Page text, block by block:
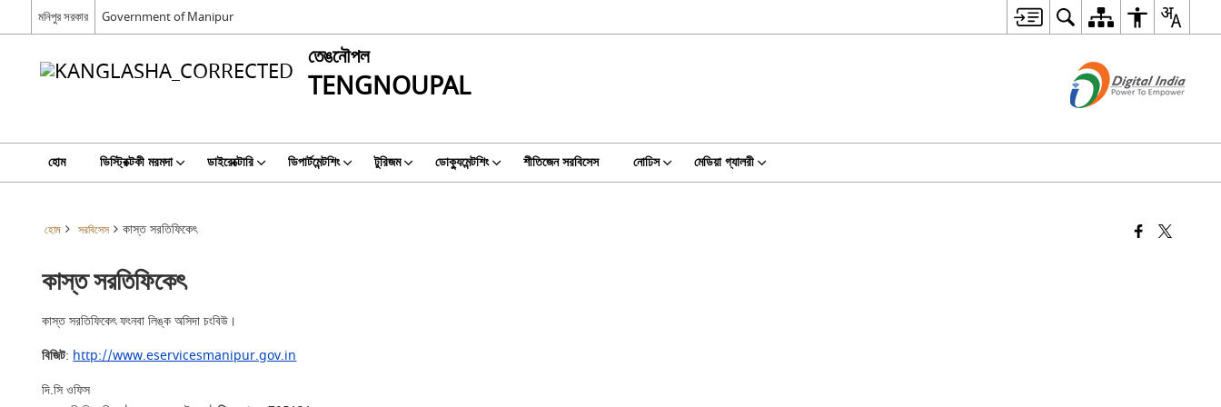
মনিপুর সরকার Government of Manipur
তেঙনৌপল
TENGNOUPAL
হোম ডিস্ট্রিক্টকী মরমদা ডাইরেক্টোরি ডিপার্টমেন্টশিং টুরিজম ডোক্যুমেন্টশিং শীতিজেন সরবিসেস নোঢিস মেডিয়া গ্যালরী
হোম সরবিসেস কাস্ত সরতিফিকেৎ
কাস্ত সরতিফিকেৎ
কাস্ত সরতিফিকেৎ ফংনবা লিঙ্ক অসিদা চংবিউ।
বিজিট: http://www.eservicesmanipur.gov.in
দি.সি ওফিস